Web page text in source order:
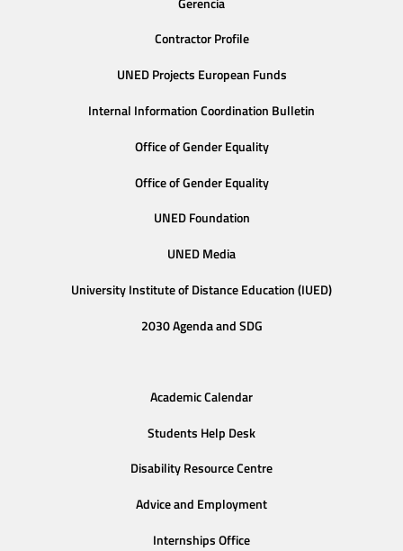
Contractor Profile
UNED Projects European Funds
Internal Information Coordination Bulletin
Office of Gender Equality
Office of Gender Equality
UNED Foundation
UNED Media
University Institute of Distance Education (IUED)
2030 Agenda and SDG
Academic Calendar
Students Help Desk
Disability Resource Centre
Advice and Employment
Internships Office